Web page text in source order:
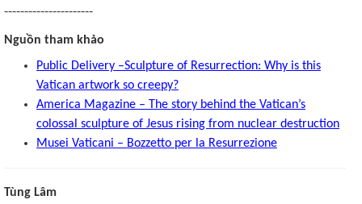
----------------------
Nguồn tham khảo
Public Delivery –Sculpture of Resurrection: Why is this
Vatican artwork so creepy?
America Magazine – The story behind the Vatican’s
colossal sculpture of Jesus rising from nuclear destruction
Musei Vaticani – Bozzetto per la Resurrezione
Tùng Lâm